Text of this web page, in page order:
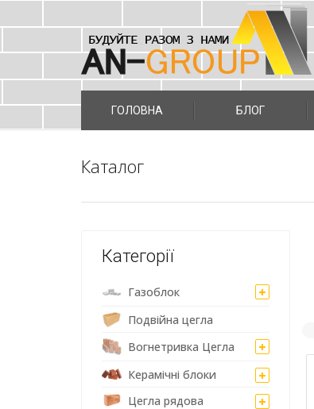
to
ГОЛОВНА БЛОГ
Каталог
Категорії
Газоблок
Подвійна цегла
Вогнетривка Цегла
Керамічні блоки
Цегла рядова